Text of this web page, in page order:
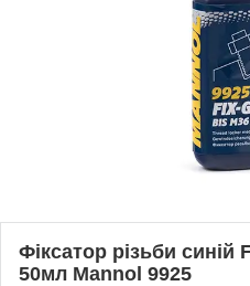
Фіксатор різьби
50мл Mannol 9925